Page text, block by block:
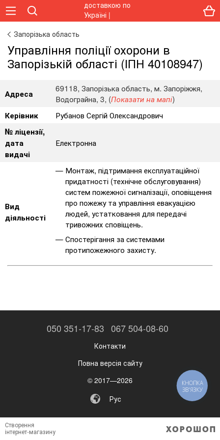
Запорізька область
Управління поліції охорони в
Запорізькій області (ІПН 40108947)
Адреса
69118, Запорізька область, м. Запоріжжя,
Водограйна, 3, (Показати на мапі)
Керівник
Рубанов Сергій Олександрович
№ ліцензії,
дата
видачі
Електронна
Вид
діяльності
Монтаж, підтримання експлуатаційної
придатності (технічне обслуговування)
систем пожежної сигналізації, оповіщення
про пожежу та управління евакуацією
людей, устатковання для передачі
тривожних сповіщень.
Спостерігання за системами
протипожежного захисту.
050 351-17-83 067 504-08-60
Контакти
Повна версія сайту
© 2017—2026
Рус
Створення
інтернет-магазину
КНОПКА
ЗВ'ЯЗКУ